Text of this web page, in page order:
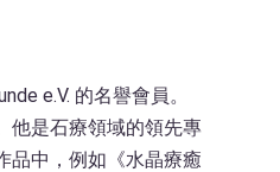
e.V. 的名譽會員。
他是石療領域的領先專
品中，例如《水晶療癒